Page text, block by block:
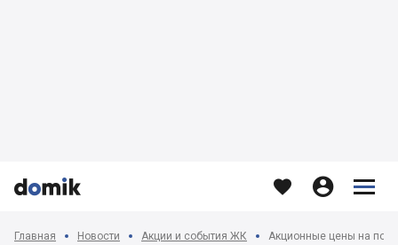


   


Главная Новости Акции и события ЖК Акционные цены на